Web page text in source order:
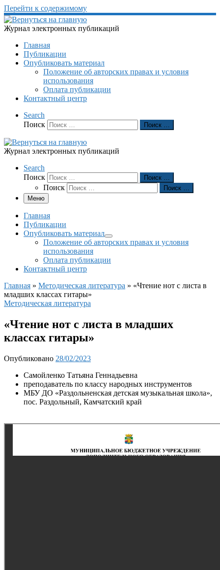
Перейти к содержимому
Журнал электронных публикаций
Главная
Публикации
Опубликовать материал
Положение об авторских правах и условия
использования
Оплата публикации
Контактный центр
Search
Поиск
Поиск …
Журнал электронных публикаций
Search
Поиск
Поиск …
Поиск
Поиск …
Меню
Главная
Публикации
Опубликовать материал
Положение об авторских правах и условия
использования
Оплата публикации
Контактный центр
Главная » Методическая литература » «Чтение нот с листа в
младших классах гитары»
Методическая литература
«Чтение нот с листа в младших
классах гитары»
Опубликовано 28/02/2023
Самойленко Татьяна Геннадьевна
преподаватель по классу народных инструментов
МБУ ДО «Раздольненская детская музыкальная школа»,
пос. Раздольный, Камчатский край